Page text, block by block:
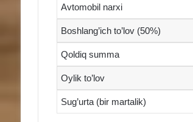
Avtomobil narxi
Boshlang’ich to’lov (50%)
Qoldiq summa
Oylik to’lov
Sug’urta (bir martalik)